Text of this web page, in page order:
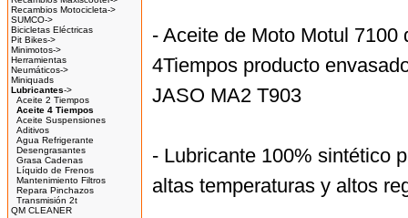
Recambios Motocicleta->
SUMCO->
Bicicletas Eléctricas
Pit Bikes->
Minimotos->
Herramientas
Neumáticos->
Miniquads
Lubricantes->
Aceite 2 Tiempos
Aceite 4 Tiempos
Aceite Suspensiones
Aditivos
Agua Refrigerante
Desengrasantes
Grasa Cadenas
Líquido de Frenos
Mantenimiento Filtros
Repara Pinchazos
Transmisión 2t
QM CLEANER
- Aceite de Moto Motul
4Tiempos producto
JASO MA2 T903
- Lubricante 100% sintético
altas temperaturas y altos